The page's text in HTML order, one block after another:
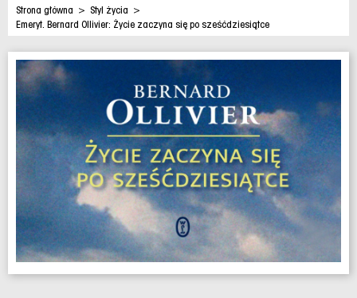
Strona główna > Styl życia >
Emeryt. Bernard Ollivier: Życie zaczyna się po sześćdziesiątce